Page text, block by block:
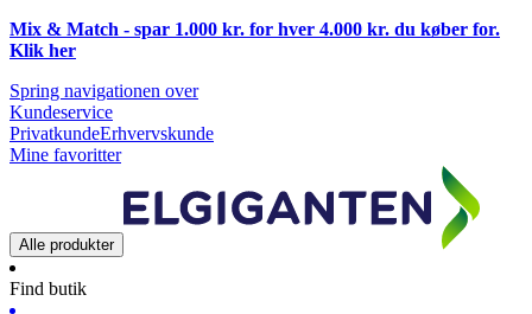
Mix & Match - spar 1.000 kr. for hver 4.000 kr. du køber for.
Klik her
Spring navigationen over
Kundeservice
PrivatkundeErhvervskunde
Mine favoritter
Alle produkter
Find butik